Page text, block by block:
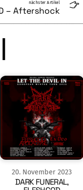
nächster Artikel
– Aftershock
20. November 2023
DARK FUNERAL,